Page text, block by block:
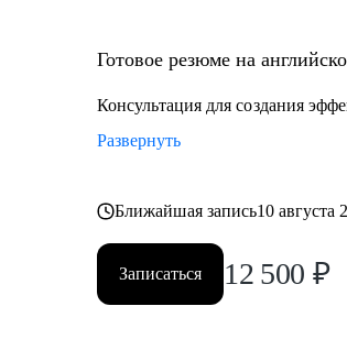
Готовое резюме на
Консультация для создания
Развернуть
Ближайшая запись10 августа
Записаться 12 500 ₽